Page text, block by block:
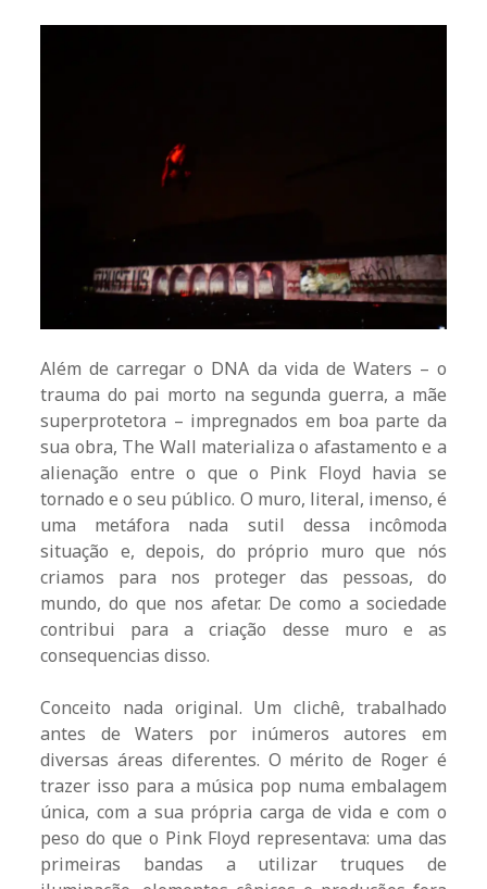
Além de carregar o DNA da vida de Waters – o
trauma do pai morto na segunda guerra, a mãe
superprotetora – impregnados em boa parte da
sua obra, The Wall materializa o afastamento e a
alienação entre o que o Pink Floyd havia se
tornado e o seu público. O muro, literal, imenso, é
uma metáfora nada sutil dessa incômoda
situação e, depois, do próprio muro que nós
criamos para nos proteger das pessoas, do
mundo, do que nos afetar. De como a sociedade
contribui para a criação desse muro e as
consequencias disso.
Conceito nada original. Um clichê, trabalhado
antes de Waters por inúmeros autores em
diversas áreas diferentes. O mérito de Roger é
trazer isso para a música pop numa embalagem
única, com a sua própria carga de vida e com o
peso do que o Pink Floyd representava: uma das
primeiras bandas a utilizar truques de